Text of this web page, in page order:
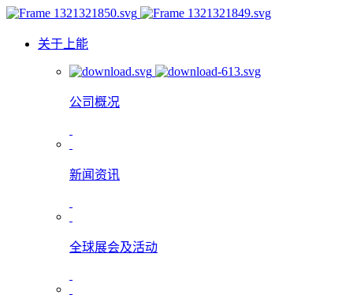
关于上能
公司概况
新闻资讯
全球展会及活动